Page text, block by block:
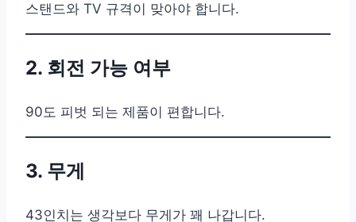
스탠드와 TV 규격이 맞아야 합니다.
2. 회전 가능 여부
90도 피벗 되는 제품이 편합니다.
3. 무게
43인치는 생각보다 무게가 꽤 나갑니다.